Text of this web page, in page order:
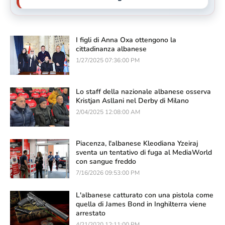
I figli di Anna Oxa ottengono la
cittadinanza albanese
1/27/2025 07:36:00 PM
Lo staff della nazionale albanese osserva
Kristjan Asllani nel Derby di Milano
2/04/2025 12:08:00 AM
Piacenza, l'albanese Kleodiana Yzeiraj
sventa un tentativo di fuga al MediaWorld
con sangue freddo
7/16/2026 09:53:00 PM
L'albanese catturato con una pistola come
quella di James Bond in Inghilterra viene
arrestato